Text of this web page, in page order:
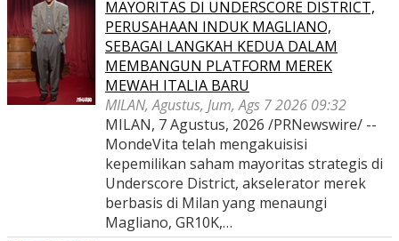
MAYORITAS DI UNDERSCORE DISTRICT,
PERUSAHAAN INDUK MAGLIANO,
SEBAGAI LANGKAH KEDUA DALAM
MEMBANGUN PLATFORM MEREK
MEWAH ITALIA BARU
MILAN, Agustus, Jum, Ags 7 2026 09:32
MILAN, 7 Agustus, 2026 /PRNewswire/ --
MondeVita telah mengakuisisi
kepemilikan saham mayoritas strategis di
Underscore District, akselerator merek
berbasis di Milan yang menaungi
Magliano, GR10K,…